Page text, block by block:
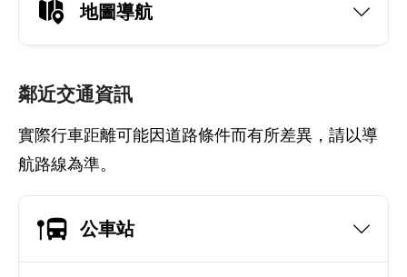
地圖導航
鄰近交通資訊
實際行車距離可能因道路條件而有所差異，請以導
航路線為準。
公車站